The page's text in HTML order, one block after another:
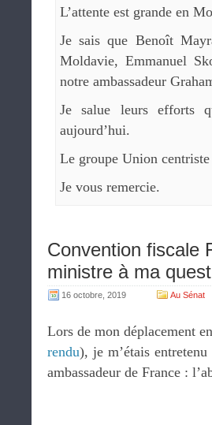
L’attente est grande en
Je sais que Benoît
Moldavie, Emmanuel
notre ambassadeur
Je salue leurs efforts
aujourd’hui.
Le groupe Union
Je vous remercie.
Convention fiscale
ministre à ma
16 octobre, 2019 Au Sénat
Lors de mon déplacement
rendu), je m’étais
ambassadeur de France :